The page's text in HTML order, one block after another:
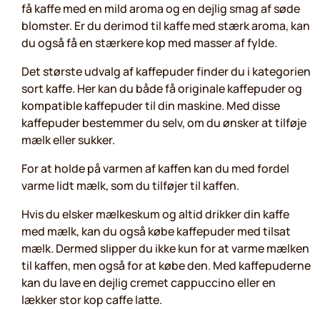
få kaffe med en mild aroma og en dejlig smag af søde
blomster. Er du derimod til kaffe med stærk aroma, kan
du også få en stærkere kop med masser af fylde.
Det største udvalg af kaffepuder finder du i kategorien
sort kaffe. Her kan du både få originale kaffepuder og
kompatible kaffepuder til din maskine. Med disse
kaffepuder bestemmer du selv, om du ønsker at tilføje
mælk eller sukker.
For at holde på varmen af kaffen kan du med fordel
varme lidt mælk, som du tilføjer til kaffen.
Hvis du elsker mælkeskum og altid drikker din kaffe
med mælk, kan du også købe kaffepuder med tilsat
mælk. Dermed slipper du ikke kun for at varme mælken
til kaffen, men også for at købe den. Med kaffepuderne
kan du lave en dejlig cremet cappuccino eller en
lækker stor kop caffe latte.